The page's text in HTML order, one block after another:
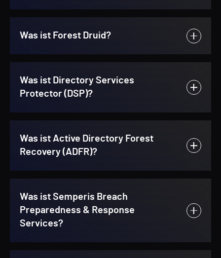
Was ist Forest Druid?
Was ist Directory Services
Protector (DSP)?
Was ist Active Directory Forest
Recovery (ADFR)?
Was ist Semperis Breach
Preparedness & Response
Services?